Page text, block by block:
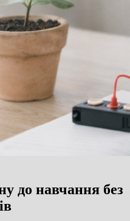
до навчання без